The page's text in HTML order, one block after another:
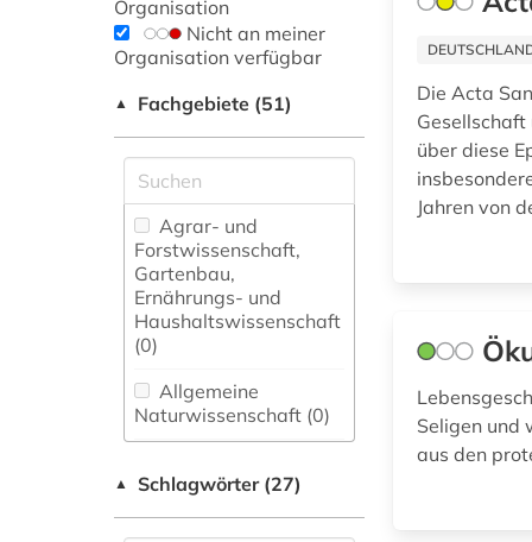
Organisation
Nicht an meiner
Organisation verfügbar
▲ Fachgebiete (51)
Agrar- und
Forstwissenschaft,
Gartenbau,
Ernährungs- und
Haushaltswissenschaft
(0)
Allgemeine
Naturwissenschaft (0)
fachübergreifende
▲ Schlagwörter (27)
Die Acta
über diese
Jahren von
Seligen und
aus den